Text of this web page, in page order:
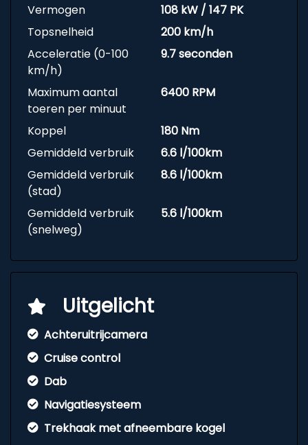
Vermogen
108 kW / 147 PK
Topsnelheid
200 km/h
Acceleratie (0-100
km/h)
9.7 seconden
Maximum aantal
toeren per minuut
6400 RPM
Koppel
180 Nm
Gemiddeld verbruik
6.6 l/100km
Gemiddeld verbruik
(stad)
8.6 l/100km
Gemiddeld verbruik
(snelweg)
5.6 l/100km
Uitgelicht
Achteruitrijcamera
Cruise control
Dab
Navigatiesysteem
Trekhaak met afneembare kogel